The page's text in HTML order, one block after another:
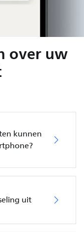
over uw
kunnen
uit